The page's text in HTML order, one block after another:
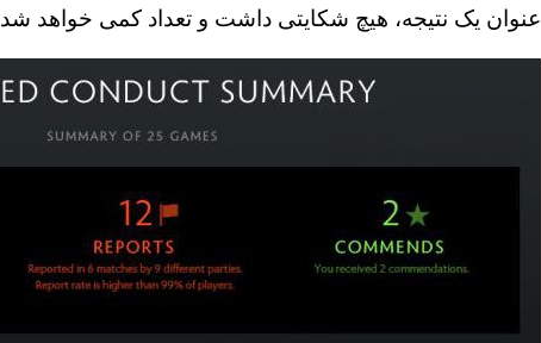
عنوان یک نتیجه، هیچ شکایتی داشت و تعداد کمی خواهد